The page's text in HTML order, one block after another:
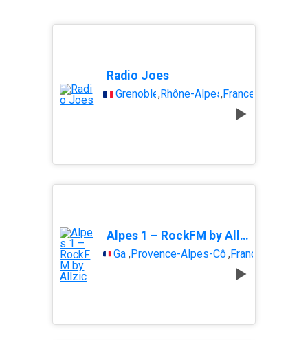
Radio Joes
Grenoble,Rhône-Alpes,France
Alpes 1 – RockFM by Allzic
Gap,Provence-Alpes-Côte dAzur
,France